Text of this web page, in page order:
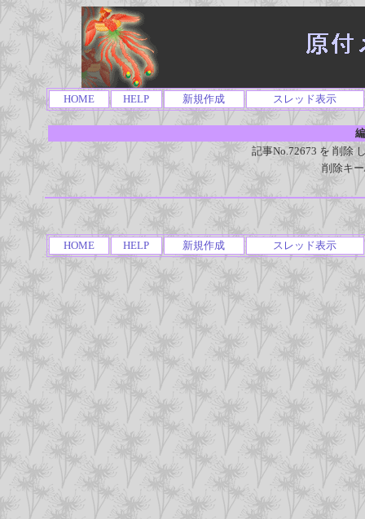
HOME HELP 新規作成 スレッド表示
記事No.72673 を 削除
削除キ
HOME HELP 新規作成 スレッド表示